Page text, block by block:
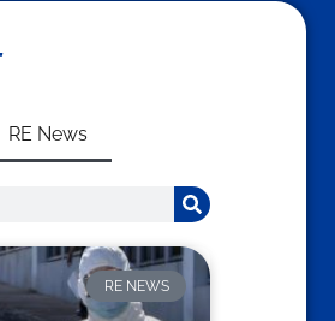
RE News
RE NEWS